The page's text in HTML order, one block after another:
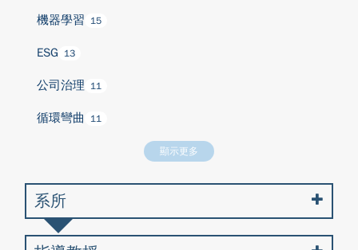
機器學習 15
ESG 13
公司治理 11
循環彎曲 11
顯示更多
系所